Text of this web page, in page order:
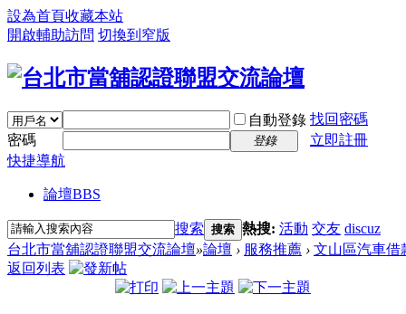
設為首頁收藏本站
開啟輔助訪問 切換到窄版
自動登錄 找回密碼
密碼
登錄
立即註冊
快捷導航
論壇BBS
搜索 搜索 熱搜: 活動 交友 discuz
台北市當舖認證聯盟交流論壇»論壇 › 服務推薦 › 文山區汽車借
返回列表